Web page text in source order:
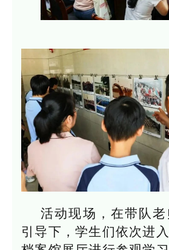
活动现场，在带队
引导下，学生们依次进